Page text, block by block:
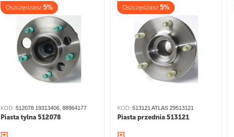
Oszczędzasz 5%
KOD: 512078 19313406, 88964177
Piasta tylna 512078
Oszczędzasz 5%
KOD: 513121 ATLAS 29513121
Piasta przednia 513121